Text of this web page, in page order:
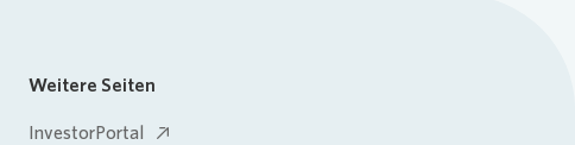
Weitere Seiten
InvestorPortal